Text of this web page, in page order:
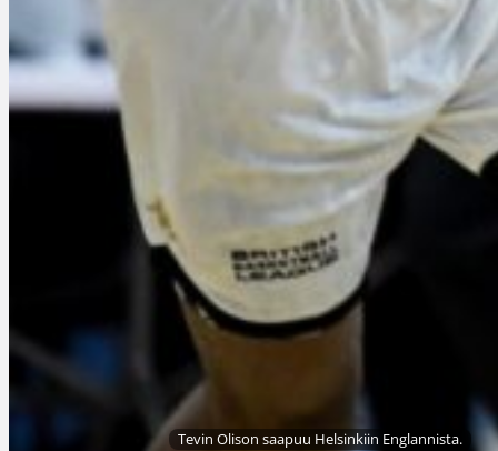
Tevin Olison saapuu Helsinkiin Englannista.